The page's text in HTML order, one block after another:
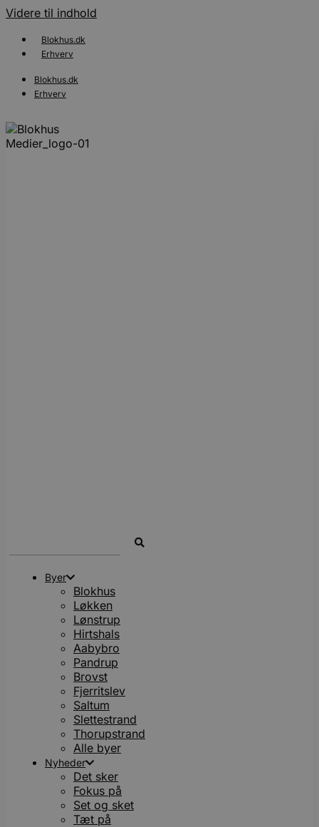
Videre til indhold
Blokhus.dk
Erhverv
Blokhus.dk
Erhverv
Byer
Blokhus
Løkken
Lønstrup
Hirtshals
Aabybro
Pandrup
Brovst
Fjerritslev
Saltum
Slettestrand
Thorupstrand
Alle byer
Nyheder
Det sker
Fokus på
Set og sket
Tæt på